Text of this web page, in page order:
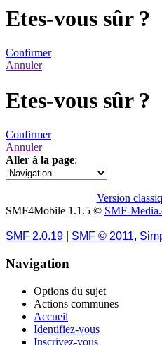
Etes-vous sûr ?
Confirmer
Annuler
Etes-vous sûr ?
Confirmer
Annuler
Aller à la page:
1
Version
SMF4Mobile 1.1.5 © SMF-
SMF 2.0.19 SMF © 2011,
Navigation
Options du sujet
Actions communes
Accueil
Identifiez-vous
Inscrivez-vous